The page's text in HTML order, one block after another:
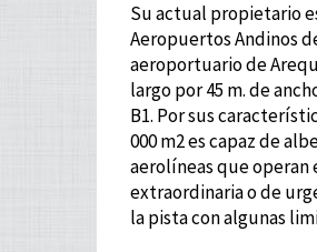
Su actual propietario
Aeropuertos Andinos
aeroportuario de
largo por 45 m. de
B1. Por sus
000 m2 es capaz de
aerolíneas que operan
extraordinaria o de
la pista con algunas